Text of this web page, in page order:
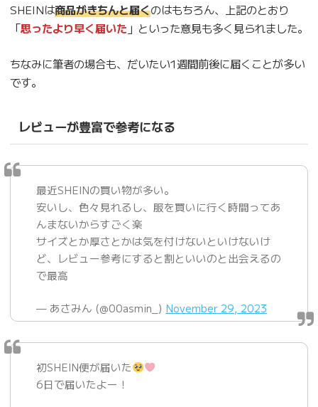
SHEINは商品がきちんと届くのはもちろん、上記のとおり
「思ったより早く届いた 」といった意見も多く見られました。
ちなみに筆者の場合も、だいたい1週間前後に届くことが多い
です。
レビューが豊富で参考になる
最近SHEINの買い物が多い。
安いし、色々見れるし、服を買いに行く時間ってあ
んまないからすごく楽
サイズとか厚さとかは気を付けないといけないけ
ど、レビュー参考にすると割といいのと出会えるの
で最高
— あさみん (@00asmin_) November 29, 2023
初SHEIN便が届いた
6日で届いたよー！